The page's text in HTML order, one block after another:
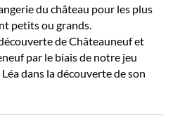
du château pour les plus
petits ou grands.
de Châteauneuf et
par le biais de notre jeu
dans la découverte de son